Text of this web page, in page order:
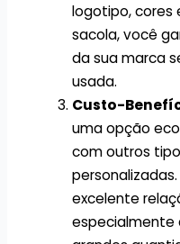
logotipo, cores
sacola, você
da sua marca
usada.
Custo-
uma opção
com outros
excelente
especialmente